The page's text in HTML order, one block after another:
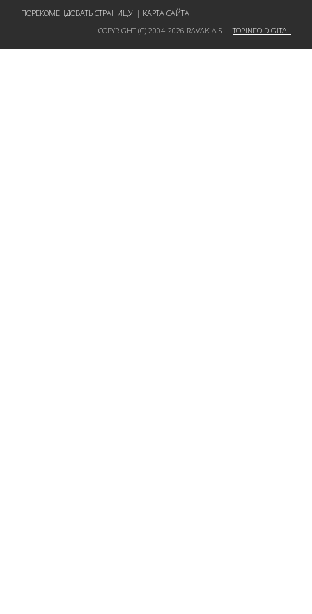
ПОРЕКОМЕНДОВАТЬ СТРАНИЦУ | КАРТА САЙТА
COPYRIGHT (C) 2004-2026 RAVAK A.S. |TOPINFO DIGITAL